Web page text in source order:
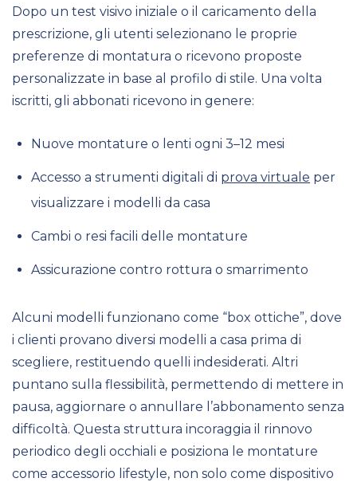
Dopo un test visivo iniziale o il caricamento della
prescrizione, gli utenti selezionano le proprie
preferenze di montatura o ricevono proposte
personalizzate in base al profilo di stile. Una volta
iscritti, gli abbonati ricevono in genere:
Nuove montature o lenti ogni 3–12 mesi
Accesso a strumenti digitali di prova virtuale per
visualizzare i modelli da casa
Cambi o resi facili delle montature
Assicurazione contro rottura o smarrimento
Alcuni modelli funzionano come “box ottiche”, dove
i clienti provano diversi modelli a casa prima di
scegliere, restituendo quelli indesiderati. Altri
puntano sulla flessibilità, permettendo di mettere in
pausa, aggiornare o annullare l’abbonamento senza
difficoltà. Questa struttura incoraggia il rinnovo
periodico degli occhiali e posiziona le montature
come accessorio lifestyle, non solo come dispositivo